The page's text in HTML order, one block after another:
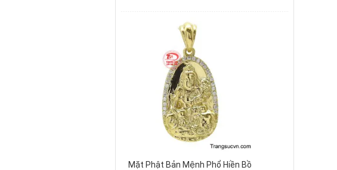
Mặt Phật Bản Mệnh Phổ Hiền Bồ